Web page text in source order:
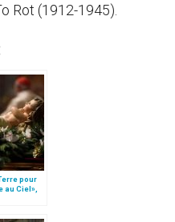
Rot (1912-1945).
pour
au Ciel»,